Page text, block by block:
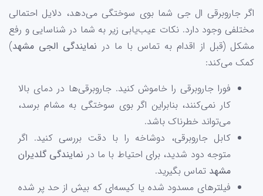
اگر جاروبرقی ال جی شما بوی سوختگی می‌دهد، دلایل احتمالی
مختلفی وجود دارد. نکات عیب‌یابی زیر به شما در شناسایی و رفع
مشکل (قبل از اقدام به تماس با ما در نمایندگی الجی مشهد)
کمک می‌کند:
فورا جاروبرقی را خاموش کنید. جاروبرقی‌ها در دمای بالا
کار نمی‌کنند، بنابراین اگر بوی سوختگی به مشام برسد،
می‌تواند خطرناک باشد.
کابل جاروبرقی، دوشاخه را با دقت بررسی کنید. اگر
متوجه دود شدید، برای احتیاط با ما در نمایندگی گلدیران
مشهد تماس بگیرید.
فیلترهای مسدود شده یا کیسه‌ای که بیش از حد پر شده